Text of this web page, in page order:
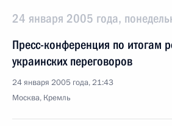
24 января 2005 года,
Пресс-конференция по итогам
украинских переговоров
24 января 2005 года, 21:43
Москва, Кремль